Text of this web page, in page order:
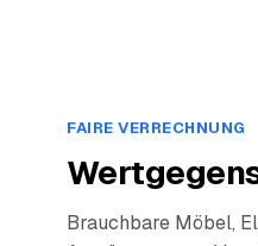
FAIRE VERRECHNUNG
Brauchbare Möbel,